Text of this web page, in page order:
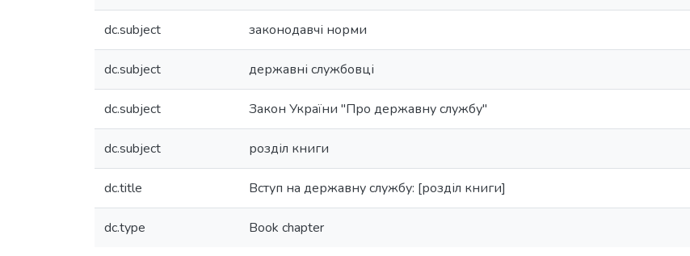
dc.subject законодавчі норми
dc.subject державні службовці
dc.subject Закон України "Про державну службу"
dc.subject розділ книги
dc.title Вступ на державну службу: [розділ книги]
dc.type Book chapter